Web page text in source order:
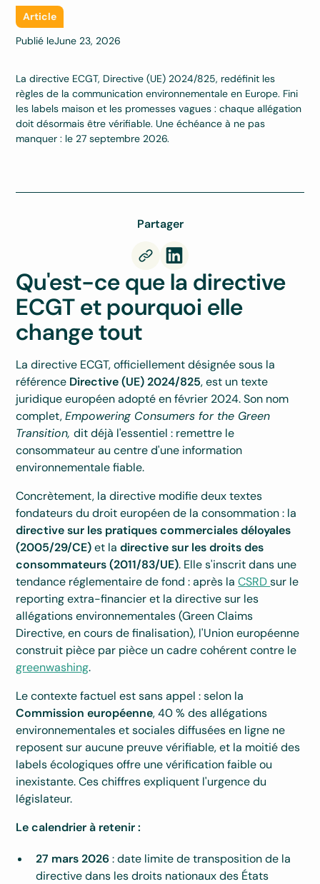
Article
Publié leJune 23, 2026
La directive ECGT, Directive (UE) 2024/825, redéfinit les
règles de la communication environnementale en Europe. Fini
les labels maison et les promesses vagues : chaque allégation
doit désormais être vérifiable. Une échéance à ne pas
manquer : le 27 septembre 2026.
Partager
Qu'est-ce que la directive
ECGT et pourquoi elle
change tout
La directive ECGT, officiellement désignée sous la
référence Directive (UE) 2024/825, est un texte
juridique européen adopté en février 2024. Son nom
complet,Empowering Consumers for the Green
Transition,dit déjà l'essentiel : remettre le
consommateur au centre d'une information
environnementale fiable.
Concrètement, la directive modifie deux textes
fondateurs du droit européen de la consommation : la
directive sur les pratiques commerciales déloyales
(2005/29/CE)et ladirective sur les droits des
consommateurs (2011/83/UE). Elle s'inscrit dans une
tendance réglementaire de fond : après laCSRDsur le
reporting extra-financier et la directive sur les
allégations environnementales (Green Claims
Directive, en cours de finalisation), l'Union européenne
construit pièce par pièce un cadre cohérent contre le
greenwashing.
Le contexte factuel est sans appel : selon la
Commission européenne, 40 % des allégations
environnementales et sociales diffusées en ligne ne
reposent sur aucune preuve vérifiable, et la moitié des
labels écologiques offre une vérification faible ou
inexistante. Ces chiffres expliquent l'urgence du
législateur.
Le calendrier à retenir :
27 mars 2026: date limite de transposition de la
directive dans les droits nationaux des États